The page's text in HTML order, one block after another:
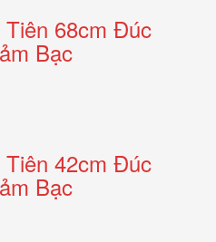
68cm Đúc
Bạc
42cm Đúc
Bạc